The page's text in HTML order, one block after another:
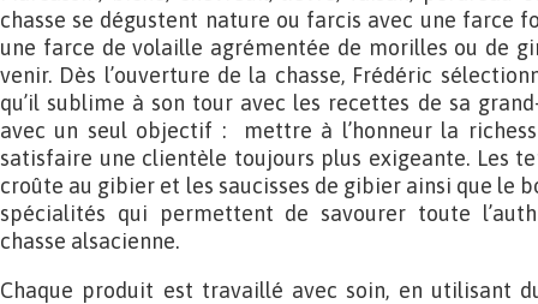
chasse se dégustent nature ou farcis avec une farce
une farce de volaille agrémentée de morilles ou de
venir. Dès l’ouverture de la chasse, Frédéric
qu’il sublime à son tour avec les recettes de sa
avec un seul objectif : mettre à l’honneur la
satisfaire une clientèle toujours plus exigeante. Les
croûte au gibier et les saucisses de gibier ainsi que le
spécialités qui permettent de savourer toute
chasse alsacienne.
Chaque produit est travaillé avec soin, en utilisant